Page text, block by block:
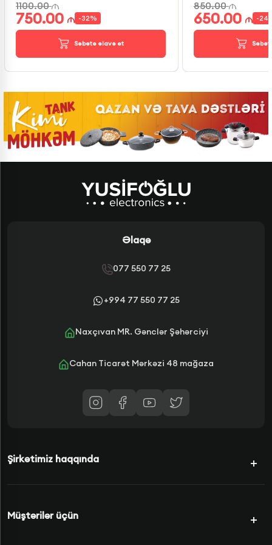
1100.00
750.00 -32%
Səbətə əlavə et
850.00
650.00 -24
Şirkətimiz haqqında
Müştərilər üçün
Əlaqə
077 550 77 25
+994 77 550 77 25
Naxçıvan MR. Gənclər Şəhərciyi
Cahan Ticarət Mərkəzi 48 mağaza